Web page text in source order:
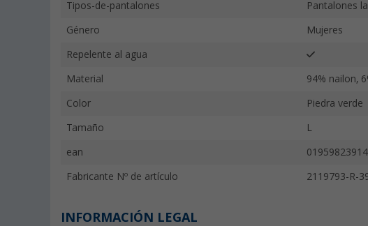
Tipos-de-pantalones Pantalones
Género Mujeres
Repelente al agua
Material 94% nailon,
Color Piedra verde
Tamaño L
ean
Fabricante Nº de artículo 2119793-R-
INFORMACIÓN LEGAL